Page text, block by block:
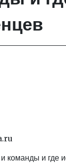
команды и где